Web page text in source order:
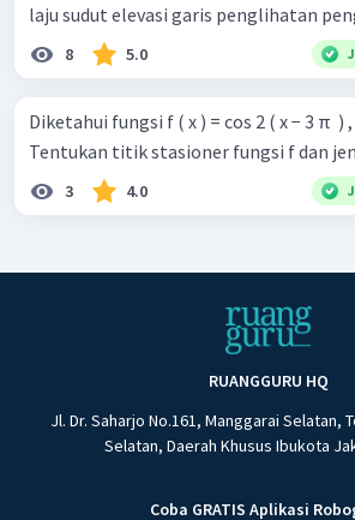
laju sudut elevasi garis penglihatan
8 5.0
Diketahui fungsi f ( x ) = cos 2 ( x − 3 π ​ ) ,
Tentukan titik stasioner fungsi f dan
3 4.0
RUANGGURU HQ
Jl. Dr. Saharjo No.161, Manggarai Selatan,
Selatan, Daerah Khusus Ibukota
Coba GRATIS Aplikasi